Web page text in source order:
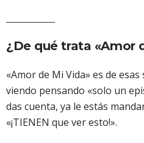
¿De qué trata «Amor
«Amor de Mi Vida» es de
viendo pensando «solo un
das cuenta, ya le estás
«¡TIENEN que ver esto!».